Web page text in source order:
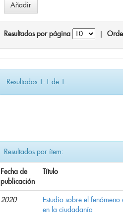
Resultados por página
Resultados 1-1 de 1.
Resultados por ítem:
Fecha de
publicación
Título
2020
Estudio sobre el
en la ciudadanía